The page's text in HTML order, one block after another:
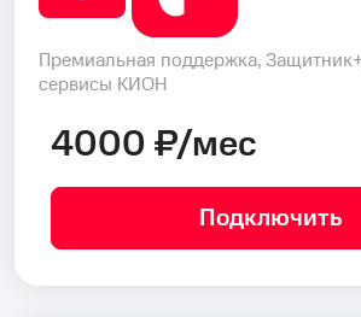
Премиальная поддержка,
сервисы КИОН
4000 ₽/мес
Подключить